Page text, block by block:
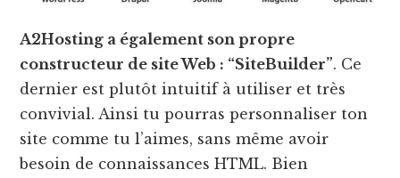
A2Hosting a également son propre
constructeur de site Web : “SiteBuilder”. Ce
dernier est plutôt intuitif à utiliser et très
convivial. Ainsi tu pourras personnaliser ton
site comme tu l’aimes, sans même avoir
besoin de connaissances HTML. Bien